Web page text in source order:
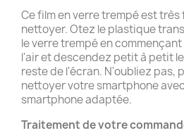
Ce film en verre trempé est
nettoyer. Otez le plastique
le verre trempé en
l'air et descendez petit à petit
reste de l'écran. N'oubliez pas,
nettoyer votre smartphone
smartphone adaptée.
Traitement de votre